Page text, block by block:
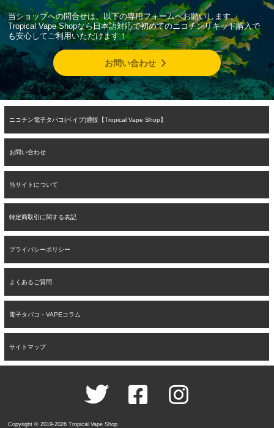
当ショップへの問合せは、以下の専用フォームへお願いします。
Tropical Vape Shopなら日本語対応で初めてのニコチンリキッド購入で
も安心してご利用いただけます！
お問い合わせ
ニコチン電子タバコ(ベイプ)通販【Tropical Vape Shop】
お問い合わせ
当サイトについて
特定商取引に関する表記
プライバシーポリシー
よくあるご質問
電子タバコ・VAPEコラム
サイトマップ
Copyright © 2019-2026 Tropical Vape Shop